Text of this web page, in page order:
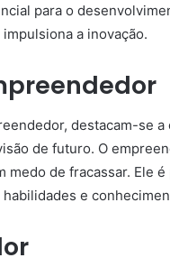
para o
a inovação.
destacam-se
de futuro. O
medo de fracassar. Ele
e